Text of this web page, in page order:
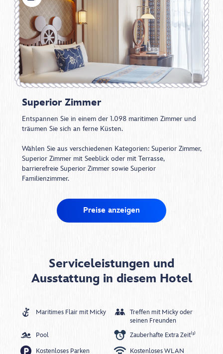
Superior Zimmer
Entspannen Sie in einem der 1.098 maritimen Zimmer und
träumen Sie sich an ferne Küsten.​ ​
Wählen Sie aus verschiedenen Kategorien: Superior Zimmer,
Superior Zimmer mit Seeblick oder mit Terrasse,
barrierefreie Superior Zimmer sowie Superior
Familienzimmer.
Preise anzeigen
Serviceleistungen und
Ausstattung in diesem Hotel
Maritimes Flair mit Micky
Treffen mit Micky oder
seinen Freunden
Pool
Zauberhafte Extra Zeit⁽³⁾
Kostenloses Parken
Kostenloses WLAN